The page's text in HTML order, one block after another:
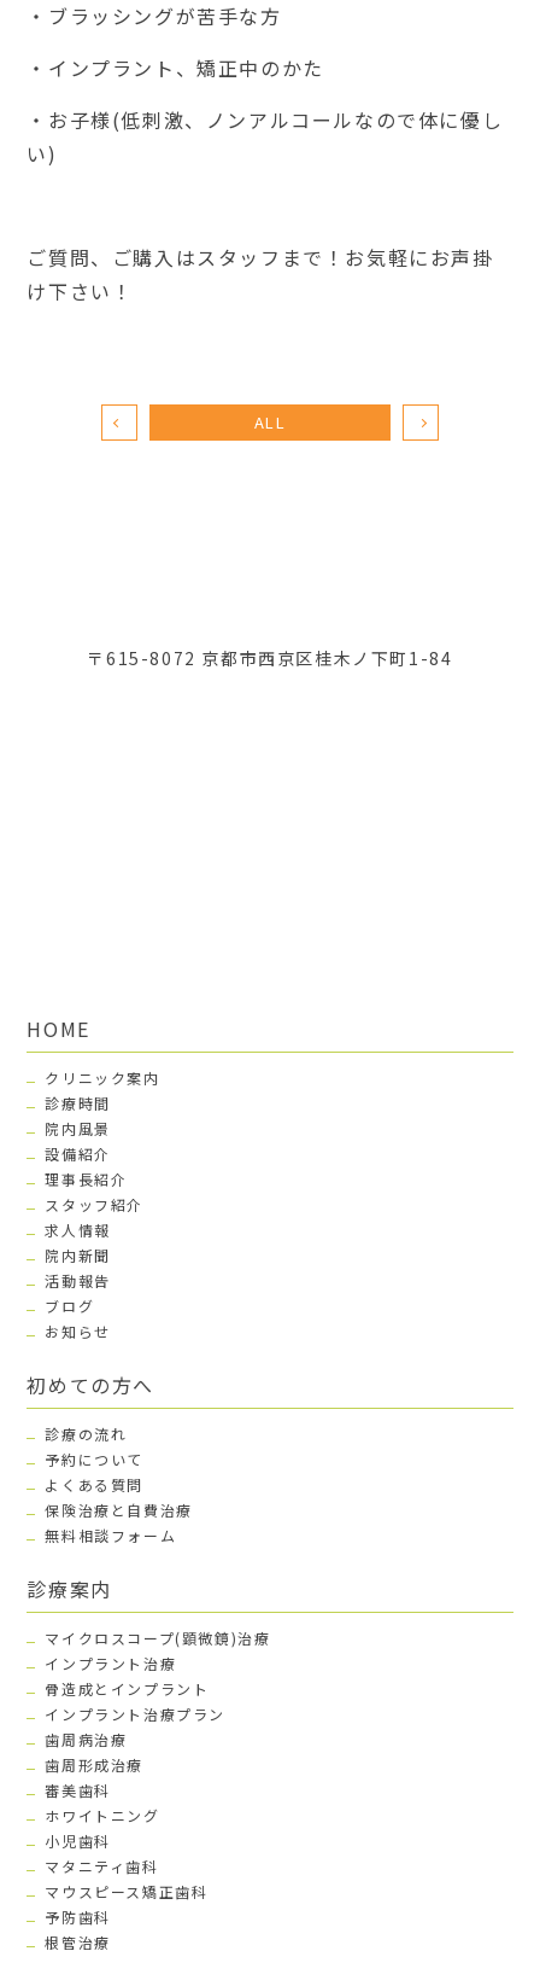
・ブラッシングが苦手な方
・インプラント、矯正中のかた
・お子様(低刺激、ノンアルコールなので体に優し
い)
ご質問、ご購入はスタッフまで！お気軽にお声掛
け下さい！
ALL
〒615-8072 京都市西京区桂木ノ下町1-84
HOME
クリニック案内
診療時間
院内風景
設備紹介
理事長紹介
スタッフ紹介
求人情報
院内新聞
活動報告
ブログ
お知らせ
初めての方へ
診療の流れ
予約について
よくある質問
保険治療と自費治療
無料相談フォーム
診療案内
マイクロスコープ(顕微鏡)治療
インプラント治療
骨造成とインプラント
インプラント治療プラン
歯周病治療
歯周形成治療
審美歯科
ホワイトニング
小児歯科
マタニティ歯科
マウスピース矯正歯科
予防歯科
根管治療